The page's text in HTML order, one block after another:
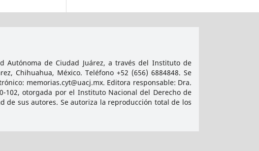
de Ciudad Juárez, a través del Instituto de
Chihuahua, México. Teléfono +52 (656) 6884848. Se
memorias.cyt@uacj.mx. Editora responsable: Dra.
102, otorgada por el Instituto Nacional del Derecho de
de sus autores. Se autoriza la reproducción total de los